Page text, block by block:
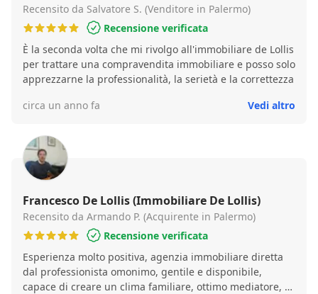
vendere casa. Per esperienza personale, diffido dalle
agenzie immobiliari cosiddette "blasonate" con le quali
ho avuto, invece, pessime esperienze e dove la persona
che trattata come all'occorrenza da addescare.
Recensito da Salvatore S. (Venditore in Palermo)
Recensione verificata
È la seconda volta che mi rivolgo all'immobiliare de Lollis
per trattare una compravendita immobiliare e posso solo
apprezzarne la professionalità, la serietà e la correttezza
circa un anno fa
Vedi altro
Francesco De Lollis (Immobiliare De Lollis)
Recensito da Armando P. (Acquirente in Palermo)
Recensione verificata
Esperienza molto positiva, agenzia immobiliare diretta
dal professionista omonimo, gentile e disponibile,
capace di creare un clima familiare, ottimo mediatore, si